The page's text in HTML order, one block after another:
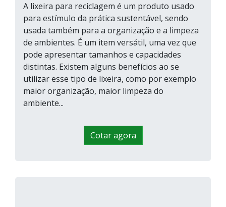
A lixeira para reciclagem é um produto usado
para estímulo da prática sustentável, sendo
usada também para a organização e a limpeza
de ambientes. É um item versátil, uma vez que
pode apresentar tamanhos e capacidades
distintas. Existem alguns benefícios ao se
utilizar esse tipo de lixeira, como por exemplo
maior organização, maior limpeza do
ambiente...
Cotar agora